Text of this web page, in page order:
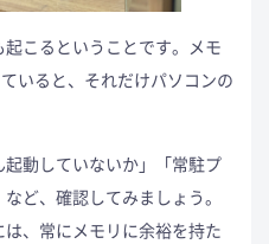
こるということです。メモ
いると、それだけパソコンの
起動していないか」「常駐プ
ど、確認してみましょう。
、常にメモリに余裕を持た